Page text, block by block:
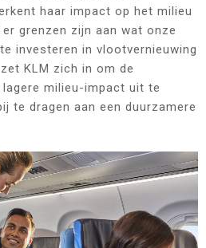
haar impact op het milieu
grenzen zijn aan wat onze
investeren in vlootvernieuwing
KLM zich in om de
milieu-impact uit te
te dragen aan een duurzamere